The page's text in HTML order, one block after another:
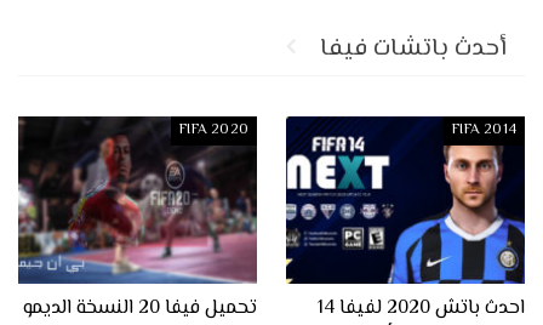
أحدث باتشات فيفا
FIFA 2014
احدث باتش 2020 لفيفا 14
FIFA 2020
تحميل فيفا 20 النسخة الديمو